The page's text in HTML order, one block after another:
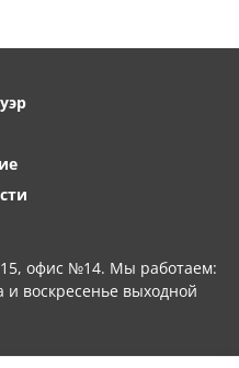
офис №14. Мы работаем:
и воскресенье выходной